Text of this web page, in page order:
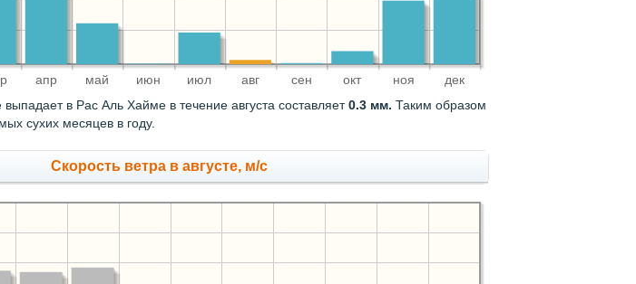
апр май июн июл авг сен окт ноя дек
выпадает в Рас Аль Хайме в течение августа составляет0.3 мм. Таким образом
сухих месяцев в году.
Скорость ветра в августе, м/с